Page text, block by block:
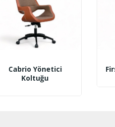
Cabrio Yönetici
Koltuğu